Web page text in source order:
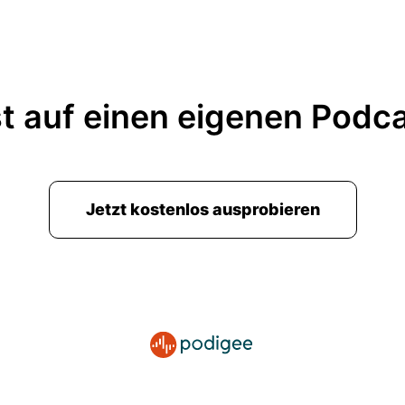
auf einen eigenen
Jetzt kostenlos ausprobieren